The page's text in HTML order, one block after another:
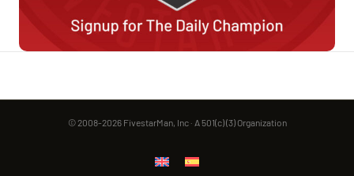
© 2008-2026 FivestarMan, Inc · A 501(c) (3) Organization